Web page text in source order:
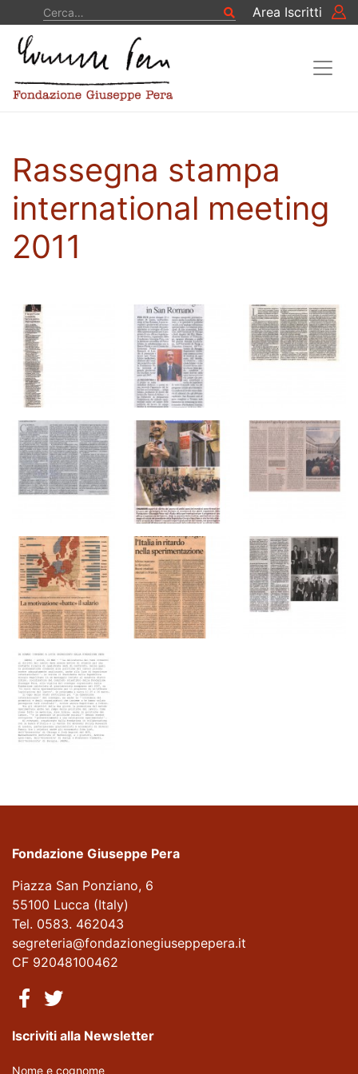
Vai al contenuto Cerca
CercaArea Iscritti
Rassegna stampa
international meeting
2011
Fondazione Giuseppe Pera
Piazza San Ponziano, 6
55100 Lucca (Italy)
Tel. 0583. 462043
segreteria@fondazionegiuseppepera.it
CF 92048100462
Iscriviti alla Newsletter
Nome e cognome